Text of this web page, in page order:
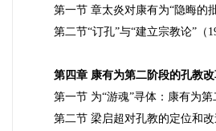
第一节 章太炎对康有为“隐晦的
第二节“订孔”与“建立宗教论”（
第四章 康有为第二阶段的孔教
第一节 为“游魂”寻体：康有为
第二节 梁启超对孔教的定位和改